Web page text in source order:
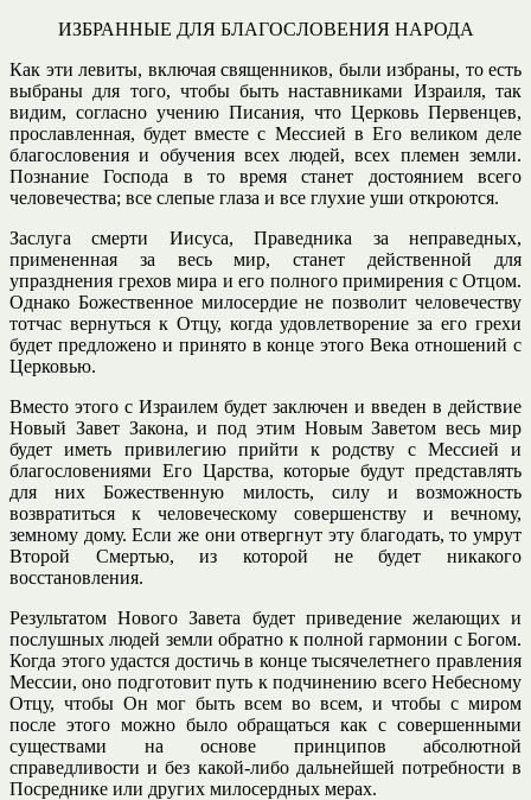
ИЗБРАННЫЕ ДЛЯ БЛАГОСЛОВЕНИЯ НАРОДА
Как эти левиты, включая священников, были избраны, то есть
выбраны для того, чтобы быть наставниками Израиля, так
видим, согласно учению Писания, что Церковь Первенцев,
прославленная, будет вместе с Мессией в Его великом деле
благословения и обучения всех людей, всех племен земли.
Познание Господа в то время станет достоянием всего
человечества; все слепые глаза и все глухие уши откроются.
Заслуга смерти Иисуса, Праведника за неправедных,
примененная за весь мир, станет действенной для
упразднения грехов мира и его полного примирения с Отцом.
Однако Божественное милосердие не позволит человечеству
тотчас вернуться к Отцу, когда удовлетворение за его грехи
будет предложено и принято в конце этого Века отношений с
Церковью.
Вместо этого с Израилем будет заключен и введен в действие
Новый Завет Закона, и под этим Новым Заветом весь мир
будет иметь привилегию прийти к родству с Мессией и
благословениями Его Царства, которые будут представлять
для них Божественную милость, силу и возможность
возвратиться к человеческому совершенству и вечному,
земному дому. Если же они отвергнут эту благодать, то умрут
Второй Смертью, из которой не будет никакого
восстановления.
Результатом Нового Завета будет приведение желающих и
послушных людей земли обратно к полной гармонии с Богом.
Когда этого удастся достичь в конце тысячелетнего правления
Мессии, оно подготовит путь к подчинению всего Небесному
Отцу, чтобы Он мог быть всем во всем, и чтобы с миром
после этого можно было обращаться как с совершенными
существами на основе принципов абсолютной
справедливости и без какой-либо дальнейшей потребности в
Посреднике или других милосердных мерах.